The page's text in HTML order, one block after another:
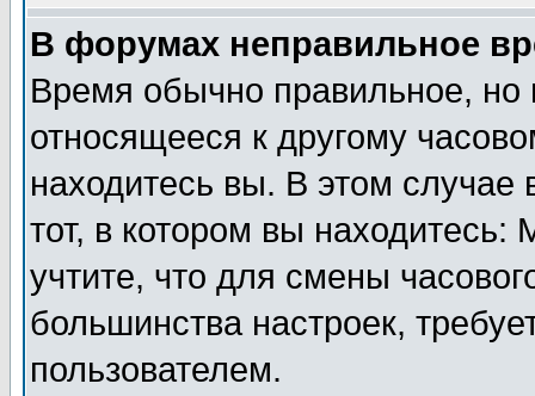
В форумах неправильное
Время обычно правильное,
относящееся к другому
находитесь вы. В этом
тот, в котором вы
учтите, что для смены
большинства настроек,
пользователем.